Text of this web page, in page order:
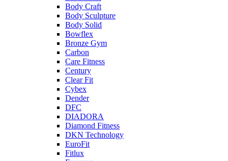
Body Craft
Body Sculpture
Body Solid
Bowflex
Bronze Gym
Carbon
Care Fitness
Century
Clear Fit
Cybex
Dender
DFC
DIADORA
Diamond Fitness
DKN Technology
EuroFit
Fitlux